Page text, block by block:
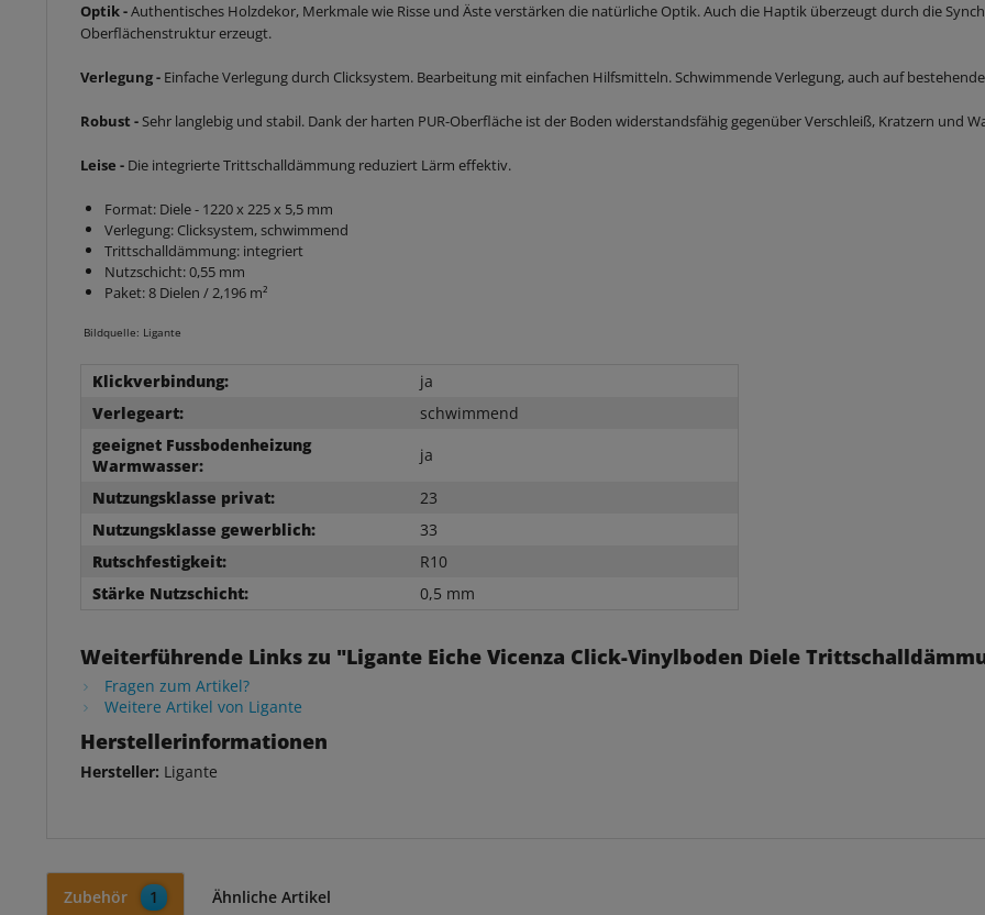
Optik -Authentisches Holzdekor, Merkmale wie Risse und Äste verstärken die natürliche Optik. Auch die Haptik überzeugt durch die
Oberflächenstruktur erzeugt.
Verlegung - Einfache Verlegung durch Clicksystem. Bearbeitung mit einfachen Hilfsmitteln. Schwimmende Verlegung, auch auf
Robust - Sehr langlebig und stabil. Dank der harten PUR-Oberfläche ist der Boden widerstandsfähig gegenüber Verschleiß, Kratzern und
Leise - Die integrierte Trittschalldämmung reduziert Lärm effektiv.
Format: Diele - 1220 x 225 x 5,5 mm
Verlegung: Clicksystem, schwimmend
Trittschalldämmung: integriert
Nutzschicht: 0,55 mm
Paket: 8 Dielen / 2,196 m²
Bildquelle: Ligante
Klickverbindung:
ja
Verlegeart:
schwimmend
geeignet Fussbodenheizung
Warmwasser:
ja
Nutzungsklasse privat:
23
Nutzungsklasse gewerblich:
33
Rutschfestigkeit:
R10
Stärke Nutzschicht:
0,5 mm
Weiterführende Links zu "Ligante Eiche Vicenza Click-Vinylboden Diele
Fragen zum Artikel?
Weitere Artikel von Ligante
Herstellerinformationen
Hersteller: Ligante
Zubehör 1 Ähnliche Artikel